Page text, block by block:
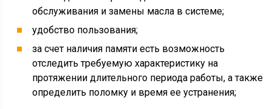
обслуживания и замены масла в системе;
удобство пользования;
за счет наличия памяти есть возможность
отследить требуемую характеристику на
протяжении длительного периода работы, а также
определить поломку и время ее устранения;